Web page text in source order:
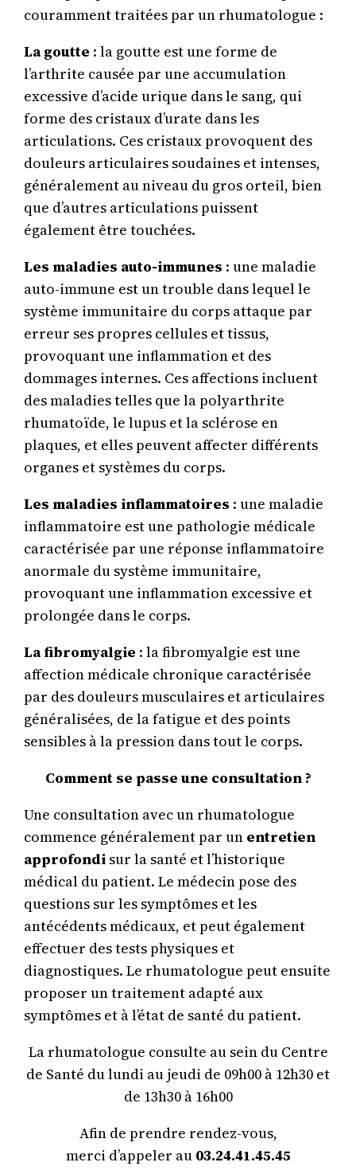
couramment traitées par un rhumatologue :
La goutte : la goutte est une forme de
l’arthrite causée par une accumulation
excessive d’acide urique dans le sang, qui
forme des cristaux d’urate dans les
articulations. Ces cristaux provoquent des
douleurs articulaires soudaines et intenses,
généralement au niveau du gros orteil, bien
que d’autres articulations puissent
également être touchées.
Les maladies auto-immunes : une maladie
auto-immune est un trouble dans lequel le
système immunitaire du corps attaque par
erreur ses propres cellules et tissus,
provoquant une inflammation et des
dommages internes. Ces affections incluent
des maladies telles que la polyarthrite
rhumatoïde, le lupus et la sclérose en
plaques, et elles peuvent affecter différents
organes et systèmes du corps.
Les maladies inflammatoires : une maladie
inflammatoire est une pathologie médicale
caractérisée par une réponse inflammatoire
anormale du système immunitaire,
provoquant une inflammation excessive et
prolongée dans le corps.
La fibromyalgie : la fibromyalgie est une
affection médicale chronique caractérisée
par des douleurs musculaires et articulaires
généralisées, de la fatigue et des points
sensibles à la pression dans tout le corps.
Comment se passe une consultation ?
Une consultation avec un rhumatologue
commence généralement par un entretien
approfondi sur la santé et l’historique
médical du patient. Le médecin pose des
questions sur les symptômes et les
antécédents médicaux, et peut également
effectuer des tests physiques et
diagnostiques. Le rhumatologue peut ensuite
proposer un traitement adapté aux
symptômes et à l’état de santé du patient.
La rhumatologue consulte au sein du Centre
de Santé du lundi au jeudi de 09h00 à 12h30 et
de 13h30 à 16h00
Afin de prendre rendez-vous,
merci d’appeler au 03.24.41.45.45